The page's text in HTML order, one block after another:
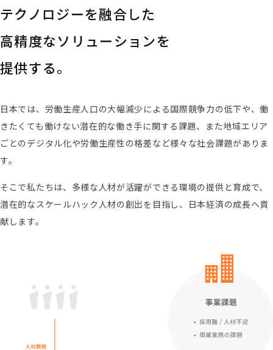
テクノロジーを融合した
高精度なソリューションを
提供する。
日本では、労働生産人口の大幅減少による国際競争力の低下や、働
きたくても働けない潜在的な働き手に関する課題、また地域エリア
ごとのデジタル化や労働生産性の格差など様々な社会課題がありま
す。
そこで私たちは、多様な人材が活躍ができる環境の提供と育成で、
潜在的なスケールハック人材の創出を目指し、日本経済の成長へ貢
献します。